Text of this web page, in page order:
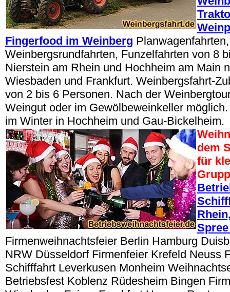
Fingerfood im Weinberg Planwagenfahrten,
Weinbergsrundfahrten, Funzelfahrten von 8
Nierstein am Rhein und Hochheim am Main
Wiesbaden und Frankfurt. Weinbergsfahrt-
von 2 bis 6 Personen. Nach der
Weingut oder im Gewölbeweinkeller
im Winter in Hochheim und Gau-Bickelheim.
dem
für
Firmenweihnachtsfeier Berlin Hamburg
NRW Düsseldorf Firmenfeier Krefeld Neuss
Schifffahrt Leverkusen Monheim
Betriebsfest Koblenz Rüdesheim Bingen